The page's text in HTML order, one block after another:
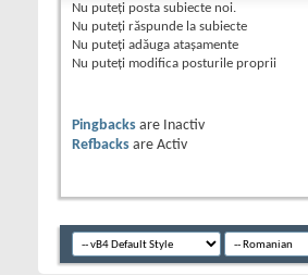
Nu puteţi posta subiecte noi.
Nu puteţi răspunde la subiecte
Nu puteţi adăuga ataşamente
Nu puteţi modifica posturile proprii
Pingbacks are
Inactiv
Refbacks are Activ